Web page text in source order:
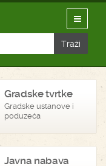
Gradske tvrtke
Gradske ustanove i
poduzeća
Javna nabava